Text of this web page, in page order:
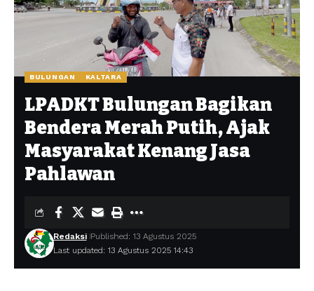
BULUNGAN KALTARA
LPADKT Bulungan Bagikan
Bendera Merah Putih, Ajak
Masyarakat Kenang Jasa
Pahlawan
Last updated: 13 Agustus 2025 14:43
Redaksi Published: 13 Agustus 2025